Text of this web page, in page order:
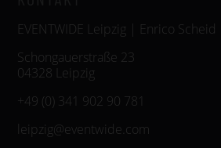
EVENTWIDE Leipzig | Enrico Scheid
Schongauerstraße 23
04328 Leipzig
+49 (0) 341 902 90 781
leipzig@eventwide.com